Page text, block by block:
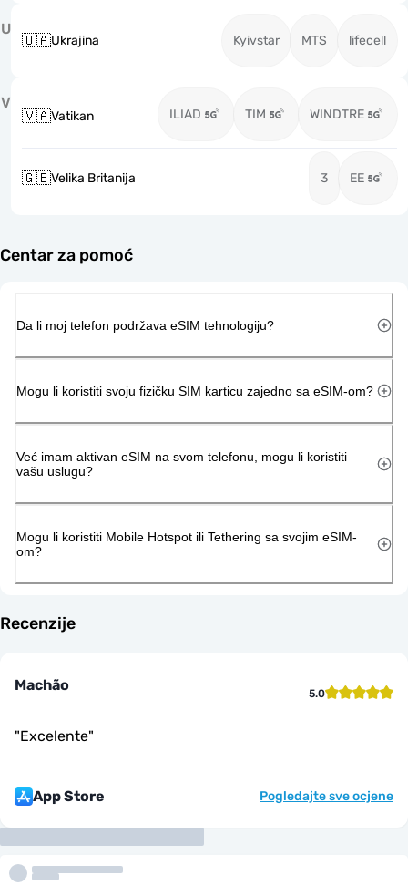
U
🇺🇦Ukrajina Kyivstar MTS lifecell
V
🇻🇦Vatikan ILIAD TIM WINDTRE
🇬🇧Velika Britanija 3 EE
Centar za pomoć
Da li moj telefon podržava eSIM tehnologiju?
Mogu li koristiti svoju fizičku SIM karticu zajedno sa eSIM-om?
Već imam aktivan eSIM na svom telefonu, mogu li koristiti
vašu uslugu?
Mogu li koristiti Mobile Hotspot ili Tethering sa svojim eSIM-
om?
Recenzije
Machão 5.0
"Excelente"
App Store Pogledajte sve ocjene